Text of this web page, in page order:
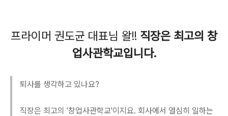
프라이머 권도균 대표님 왈!! 직장은 최고의 창
업사관학교입니다.
퇴사를 생각하고 있나요?
직장은 최고의 '창업사관학교'이지요. 회사에서 열심히 일하는